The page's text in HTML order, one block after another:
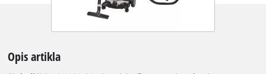
Opis artikla